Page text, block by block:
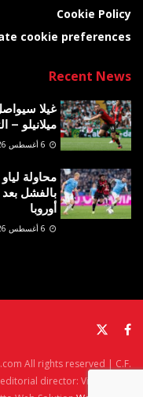
Cookie Policy
cookie preferences
Recent News
غيلا
ميلانيلو –
محاولة
بالفشل
أوروبا
All rights reserved | C.F.
director: Vito Angelè